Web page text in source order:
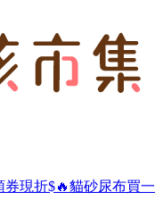
券現折$🔥貓砂尿布買一